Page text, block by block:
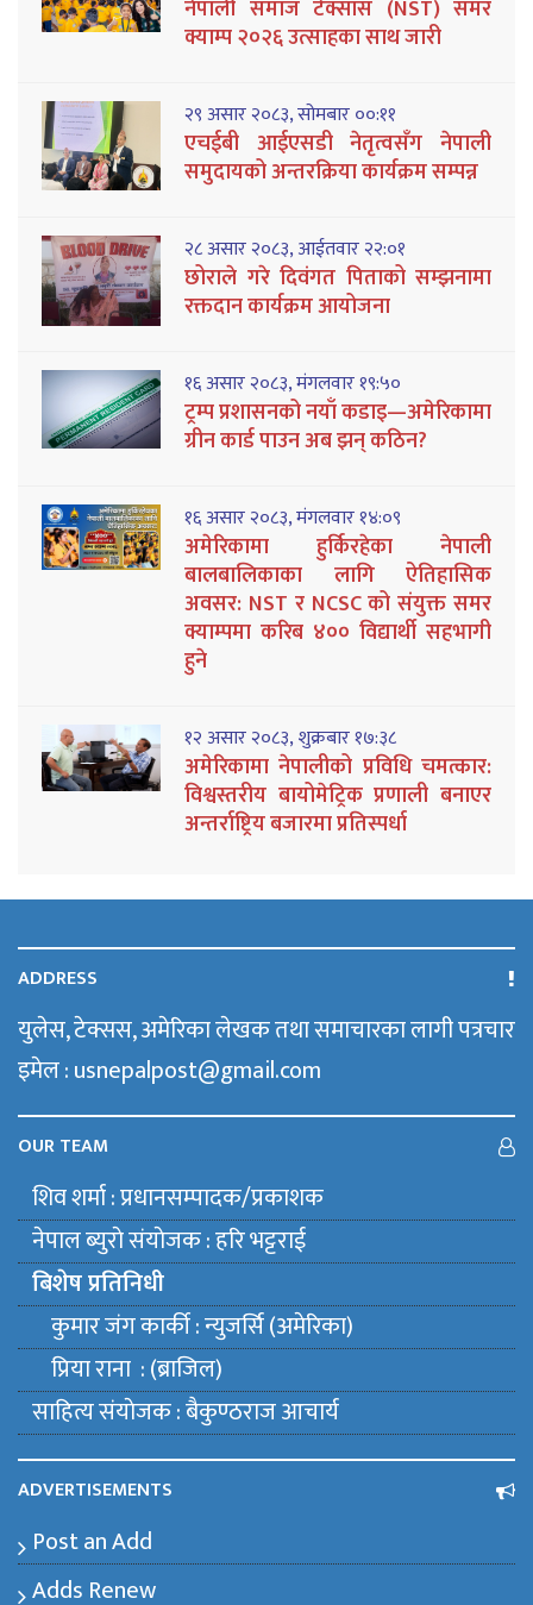
नेपाली समाज टेक्सास (NST) समर
क्याम्प २०२६ उत्साहका साथ जारी
२९ असार २०८३, सोमबार ००:११
एचईबी आईएसडी नेतृत्वसँग नेपाली
समुदायको अन्तरक्रिया कार्यक्रम सम्पन्न
२८ असार २०८३, आईतवार २२:०१
छोराले गरे दिवंगत पिताको सम्झनामा
रक्तदान कार्यक्रम आयोजना
१६ असार २०८३, मंगलवार १९:५०
ट्रम्प प्रशासनको नयाँ कडाइ—अमेरिकामा
ग्रीन कार्ड पाउन अब झन् कठिन?
१६ असार २०८३, मंगलवार १४:०९
अमेरिकामा हुर्किरहेका नेपाली
बालबालिकाका लागि ऐतिहासिक
अवसर: NST र NCSC को संयुक्त समर
क्याम्पमा करिब ४०० विद्यार्थी सहभागी
हुने
१२ असार २०८३, शुक्रबार १७:३८
अमेरिकामा नेपालीको प्रविधि चमत्कार:
विश्वस्तरीय बायोमेट्रिक प्रणाली बनाएर
अन्तर्राष्ट्रिय बजारमा प्रतिस्पर्धा
ADDRESS
युलेस, टेक्सस, अमेरिका लेखक तथा समाचारका लागी पत्रचार
इमेल : usnepalpost@gmail.com
OUR TEAM
शिव शर्मा : प्रधानसम्पादक/प्रकाशक
नेपाल ब्युराे संयाेजक : हरि भट्टराई
बिशेष प्रतिनिधी
कुमार जंग कार्की : न्युजर्सि (अमेरिका)
प्रिया राना : (ब्राजिल)
साहित्य संयाेजक : बैकुण्ठराज आचार्य
ADVERTISEMENTS
Post an Add
Adds Renew